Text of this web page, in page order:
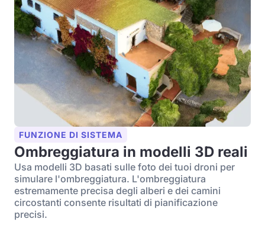
FUNZIONE DI SISTEMA
Ombreggiatura in modelli 3D reali
Usa modelli 3D basati sulle foto dei tuoi droni per
simulare l'ombreggiatura. L'ombreggiatura
estremamente precisa degli alberi e dei camini
circostanti consente risultati di pianificazione
precisi.